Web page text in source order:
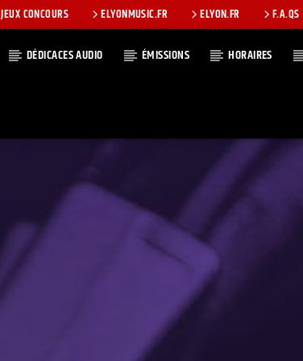
JEUX CONCOURS ELYONMUSIC.FR ELYON.FR F.A.QS
DÉDICACES AUDIO ÉMISSIONS HORAIRES